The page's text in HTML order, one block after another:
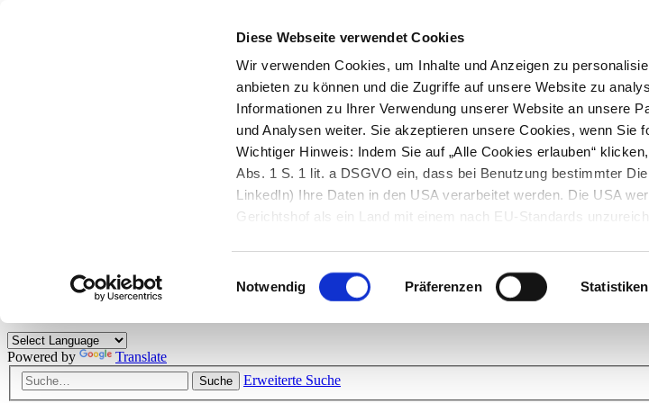
Diese Webseite verwendet Cookies
Wir verwenden Cookies, um Inhalte und Anzeigen zu
anbieten zu können und die Zugriffe auf unsere Website zu
Informationen zu Ihrer Verwendung unserer Website an unsere
und Analysen weiter. Sie akzeptieren unsere Cookies, wenn Sie
Wichtiger Hinweis: Indem Sie auf „Alle Cookies erlauben“
Abs. 1 S. 1 lit. a DSGVO ein, dass bei Benutzung bestimmter
LinkedIn) Ihre Daten in den USA verarbeitet werden. Die USA
Gerichtshof als ein Land mit einem nach EU-Standards
Einwilligungsauswahl
Notwendig Präferenzen Statistiken
Herzlich willkommen!
Kunden viele nützliche Hilfestellungen und interessante Tipps und Tricks. Stellen Sie Ihre Fragen und helfen
Powered by Translate
Suche Erweiterte Suche